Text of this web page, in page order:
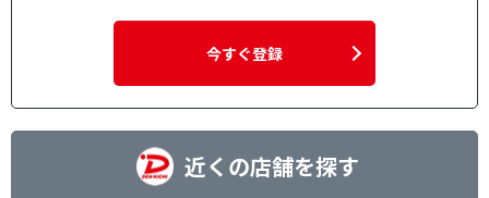
今すぐ登録
近くの店舗を探す